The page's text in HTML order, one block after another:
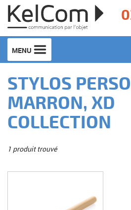
MENU
STYLOS
MARRON, XD
COLLECTION
1 produit trouvé